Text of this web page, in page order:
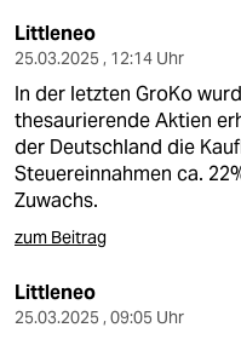
Littleneo
25.03.2025 , 12:14 Uhr
In der letzten GroKo
thesaurierende Aktien
der Deutschland die
Steuereinnahmen ca.
Zuwachs.
zum Beitrag
Littleneo
25.03.2025 , 09:05 Uhr